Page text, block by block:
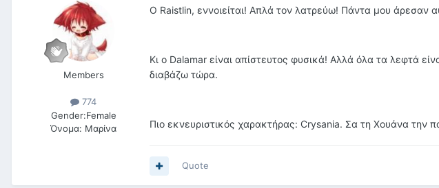
Members
774
Gender:Female
Όνομα: Μαρίνα
Ο Raistlin, εννοιείται! Απλά τον λατρεύω! Πάντα μου άρεσαν
Κι ο Dalamar είναι απίστευτος φυσικά! Αλλά όλα τα λεφτά
διαβάζω τώρα.
Πιο εκνευριστικός χαρακτήρας: Crysania. Σα τη Χουάνα την
Quote